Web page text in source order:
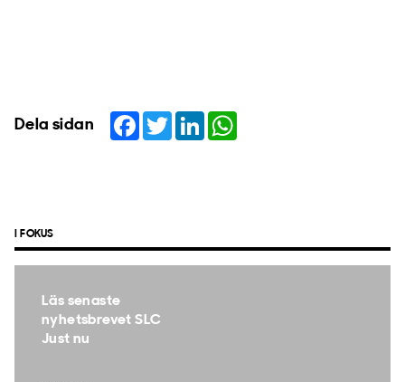
Dela sidan Facebook
TwitterLinkedIn
I FOKUS
Läs senaste
nyhetsbrevet SLC
Just nu